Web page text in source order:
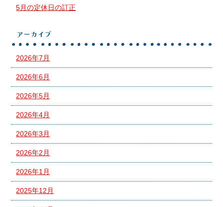
5月の定休日の訂正
アーカイブ
2026年7月
2026年6月
2026年5月
2026年4月
2026年3月
2026年2月
2026年1月
2025年12月